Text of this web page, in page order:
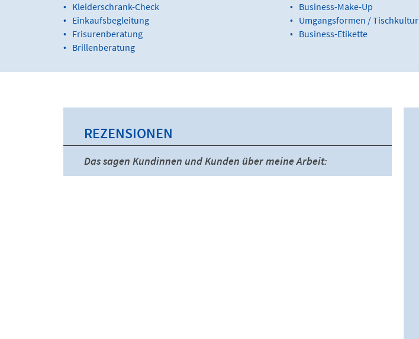
Kleiderschrank-Check
Einkaufsbegleitung
Frisurenberatung
Brillenberatung
Business-Make-Up
Umgangsformen / Tischkultur
Business-Etikette
REZENSIONEN
Das sagen Kundinnen und Kunden über meine Arbeit: